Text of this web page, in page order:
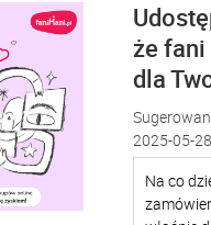
że
dla
2025-05-